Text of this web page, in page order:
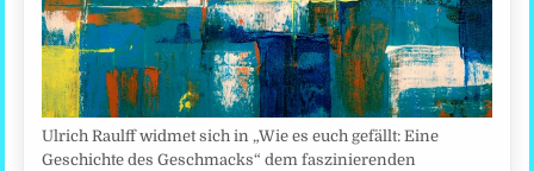
Ulrich Raulff widmet sich in „Wie es euch gefällt: Eine
Geschichte des Geschmacks“ dem faszinierenden